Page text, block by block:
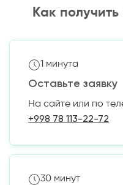
Как
1 минута
Оставьте заявку
На сайте или по
+998 78 113-22-72
30 минут